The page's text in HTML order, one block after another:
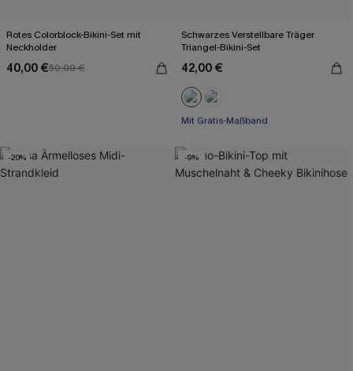
Rotes Colorblock-Bikini-Set mit
Neckholder
40,00 €50,00 €
Schwarzes Verstellbare Träger
Triangel-Bikini-Set
42,00 €
Mit Gratis-Maßband
Paisley/Boho
-20% -9%